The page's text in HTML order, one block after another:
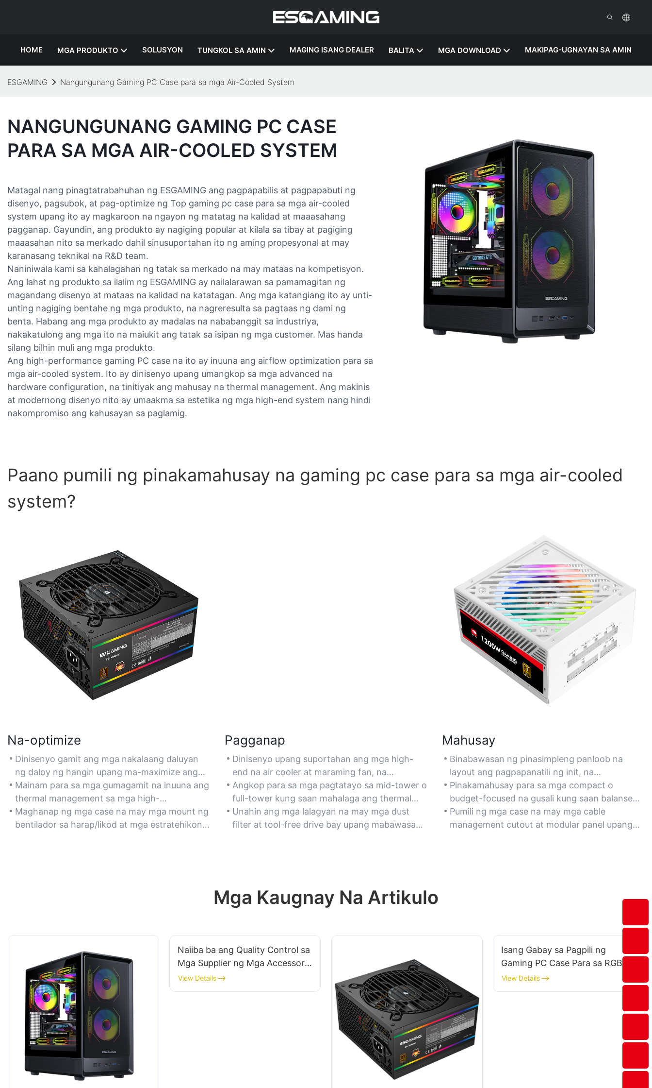
HOME MGA PRODUKTO SOLUSYON TUNGKOL SA AMIN MAGING ISANG DEALER BALITA MGA DOWNLOAD MAKIPAG-UGNAYAN SA AMIN
ESGAMING Nangungunang Gaming PC Case para sa mga Air-Cooled System
NANGUNGUNANG GAMING PC CASE
PARA SA MGA AIR-COOLED SYSTEM
Matagal nang pinagtatrabahuhan ng ESGAMING ang pagpapabilis at pagpapabuti ng
disenyo, pagsubok, at pag-optimize ng Top gaming pc case para sa mga air-cooled
system upang ito ay magkaroon na ngayon ng matatag na kalidad at maaasahang
pagganap. Gayundin, ang produkto ay nagiging popular at kilala sa tibay at pagiging
maaasahan nito sa merkado dahil sinusuportahan ito ng aming propesyonal at may
karanasang teknikal na R&D team.
Naniniwala kami sa kahalagahan ng tatak sa merkado na may mataas na kompetisyon.
Ang lahat ng produkto sa ilalim ng ESGAMING ay nailalarawan sa pamamagitan ng
magandang disenyo at mataas na kalidad na katatagan. Ang mga katangiang ito ay unti-
unting nagiging bentahe ng mga produkto, na nagreresulta sa pagtaas ng dami ng
benta. Habang ang mga produkto ay madalas na nababanggit sa industriya,
nakakatulong ang mga ito na maiukit ang tatak sa isipan ng mga customer. Mas handa
silang bilhin muli ang mga produkto.
Ang high-performance gaming PC case na ito ay inuuna ang airflow optimization para sa
mga air-cooled system. Ito ay dinisenyo upang umangkop sa mga advanced na
hardware configuration, na tinitiyak ang mahusay na thermal management. Ang makinis
at modernong disenyo nito ay umaakma sa estetika ng mga high-end system nang hindi
nakompromiso ang kahusayan sa paglamig.
Paano pumili ng pinakamahusay na gaming pc case para sa mga air-cooled
system?
Na-optimize
Dinisenyo gamit ang mga nakalaang daluyan
ng daloy ng hangin upang ma-maximize ang
kahusayan ng paglamig para sa mga air-cooled
na CPU at GPU, na tinitiyak ang matatag na
pagganap sa panahon ng matinding sesyon ng
paglalaro.
Mainam para sa mga gumagamit na inuuna ang
thermal management sa mga high-
performance build, lalo na sa mga overclocked
na bahagi.
Maghanap ng mga case na may mga mount ng
bentilador sa harap/likod at mga estratehikong
Pagganap
Dinisenyo upang suportahan ang mga high-
end na air cooler at maraming fan, na
nagpapanatili ng pinakamainam na
temperatura para sa patuloy na paglalaro at
multitasking.
Angkop para sa mga pagtatayo sa mid-tower o
full-tower kung saan mahalaga ang thermal
headroom para sa mga mahihirap na
aplikasyon.
Unahin ang mga lalagyan na may mga dust
filter at tool-free drive bay upang mabawasan
Mahusay
Binabawasan ng pinasimpleng panloob na
layout ang pagpapanatili ng init, na
nagtataguyod ng mahusay na pagwawaldas ng
init para sa mga bahaging pinapalamig ng
hangin.
Pinakamahusay para sa mga compact o
budget-focused na gusali kung saan balanse
ang pag-optimize ng espasyo at kahusayan ng
pagpapalamig.
Pumili ng mga case na may mga cable
management cutout at modular panel upang
Mga Kaugnay Na Artikulo
Naiiba ba ang Quality Control sa
Mga Supplier ng Mga Accessory
ng Gaming?
View Details
Isang Gabay sa Pagpili ng
Gaming PC Case Para sa RGB-
Free Setup​
View Details